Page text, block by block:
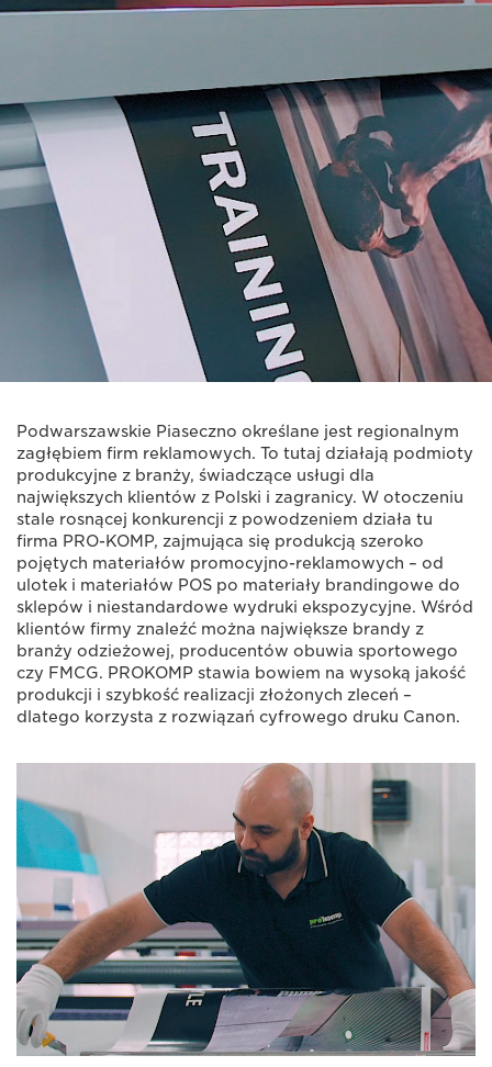
Podwarszawskie Piaseczno określane jest regionalnym
zagłębiem firm reklamowych. To tutaj działają podmioty
produkcyjne z branży, świadczące usługi dla
największych klientów z Polski i zagranicy. W otoczeniu
stale rosnącej konkurencji z powodzeniem działa tu
firma PRO-KOMP, zajmująca się produkcją szeroko
pojętych materiałów promocyjno-reklamowych – od
ulotek i materiałów POS po materiały brandingowe do
sklepów i niestandardowe wydruki ekspozycyjne. Wśród
klientów firmy znaleźć można największe brandy z
branży odzieżowej, producentów obuwia sportowego
czy FMCG. PROKOMP stawia bowiem na wysoką jakość
produkcji i szybkość realizacji złożonych zleceń –
dlatego korzysta z rozwiązań cyfrowego druku Canon.